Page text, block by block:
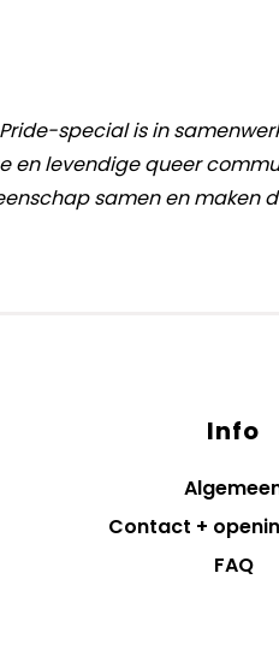
special is in
en levendige queer
samen en maken
Info
Contact +
FAQ